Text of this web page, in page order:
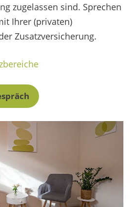
zugelassen sind. Sprechen
Ihrer (privaten)
Zusatzversicherung.